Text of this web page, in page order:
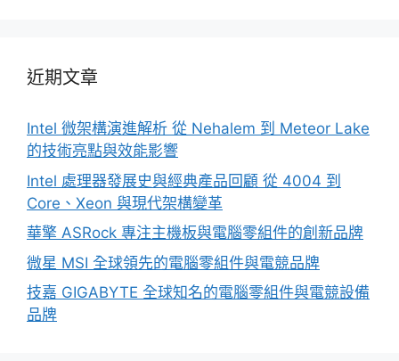
近期文章
Intel 微架構演進解析 從 Nehalem 到 Meteor Lake
的技術亮點與效能影響
Intel 處理器發展史與經典產品回顧 從 4004 到
Core、Xeon 與現代架構變革
華擎 ASRock 專注主機板與電腦零組件的創新品牌
微星 MSI 全球領先的電腦零組件與電競品牌
技嘉 GIGABYTE 全球知名的電腦零組件與電競設備
品牌